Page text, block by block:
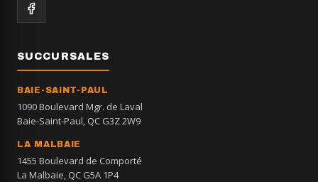
SUCCURSALES
BAIE-SAINT-PAUL
1090 Boulevard Mgr. de Laval
Baie-Saint-Paul, QC G3Z 2W9
LA MALBAIE
1455 Boulevard de Comporté
La Malbaie, QC G5A 1P4